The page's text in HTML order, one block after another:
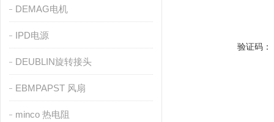
DEMAG电机
IPD电源
DEUBLIN旋转接头
EBMPAPST 风扇
minco 热电阻
验证码：